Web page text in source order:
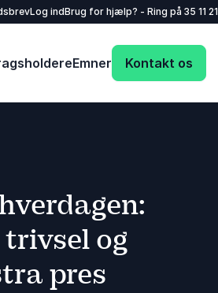
Log indBrug for hjælp? - Ring på 35 11
Emner Kontakt os
og
pres